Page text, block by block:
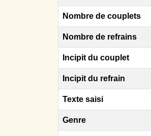
Nombre de couplets
Nombre de refrains
Incipit du couplet
Incipit du refrain
Texte saisi
Genre